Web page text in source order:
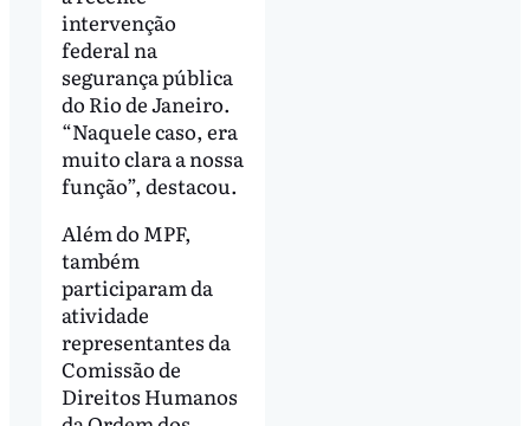
intervenção
federal na
segurança pública
do Rio de Janeiro.
“Naquele caso, era
muito clara a nossa
função”, destacou.
Além do MPF,
também
participaram da
atividade
representantes da
Comissão de
Direitos Humanos